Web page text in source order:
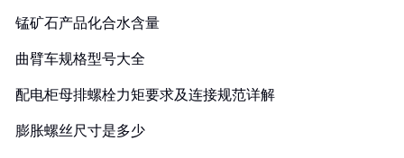
锰矿石产品化合水含量
曲臂车规格型号大全
配电柜母排螺栓力矩要求及连接规范详解
膨胀螺丝尺寸是多少